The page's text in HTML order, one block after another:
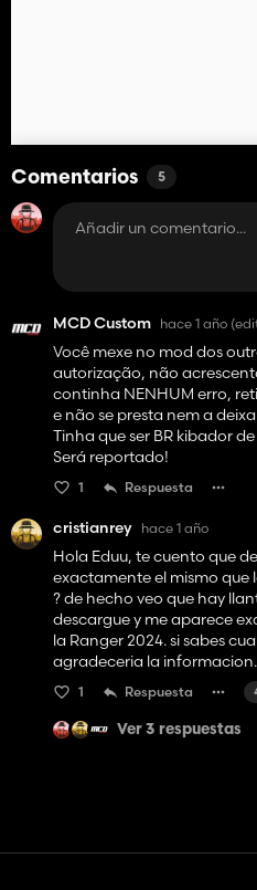
Comentarios 5
MCD Custom hace 1 año
Você mexe no mod dos
autorização, não
continha NENHUM erro,
e não se presta nem a
Tinha que ser BR kibador
Será reportado!
1 Respuesta
cristianrey hace 1 año
Hola Eduu, te cuento que
exactamente el mismo que
? de hecho veo que hay
descargue y me aparece
la Ranger 2024. si sabes
agradeceria la
1 Respuesta
Ver 3 respuestas